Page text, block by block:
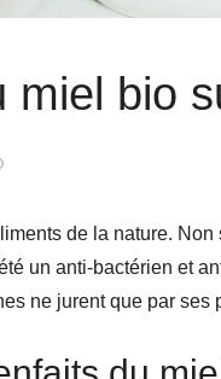
miel bio
de la nature.
un anti-bactérien et
ne jurent que par ses